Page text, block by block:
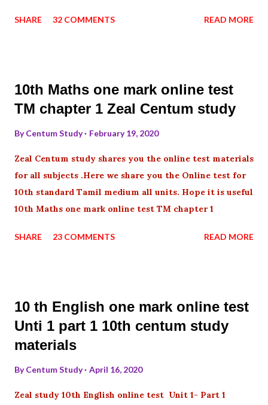
SHARE 32 COMMENTS READ MORE
10th Maths one mark online test
TM chapter 1 Zeal Centum study
ByCentum Study February 19, 2020
Zeal Centum study shares you the online test materials
for all subjects .Here we share you the Online test for
10th standard Tamil medium all units. Hope it is useful
10th Maths one mark online test TM chapter 1
SHARE 23 COMMENTS READ MORE
10 th English one mark online test
Unti 1 part 1 10th centum study
materials
ByCentum Study April 16, 2020
Zeal study 10th English online test Unit 1- Part 1